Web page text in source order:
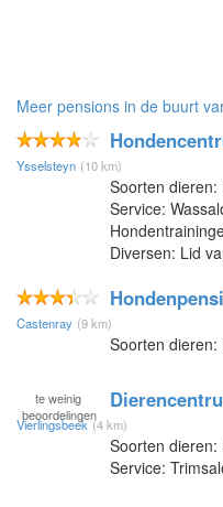
Meer pensions in de buurt
Ysselsteyn (10 km)
Soorten dieren:
Service:
Diversen: Lid
Castenray (9 km)
Soorten dieren:
te weinig
beoordelingen
Vierlingsbeek (4 km)
Soorten dieren:
Service: